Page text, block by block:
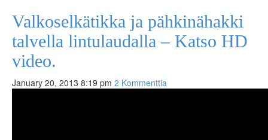
Valkoselkätikka ja pähkinähakki
talvella lintulaudalla – Katso HD
video.
January 20, 2013 8:19 pm 2 Kommenttia